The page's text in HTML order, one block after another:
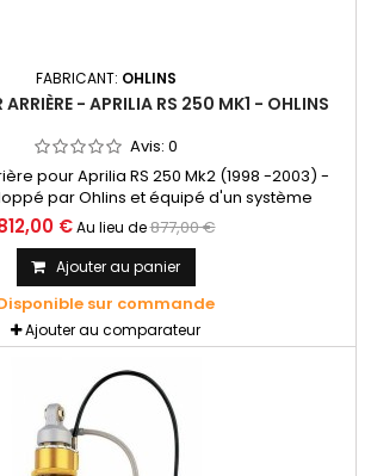
FABRICANT: OHLINS
ARRIÈRE - APRILIA RS 250 MK1 - OHLINS
Avis: 0
pour Aprilia RS 250 Mk2 (1998 -2003) -
par Ohlins et équipé d'un système
qui garantit des performances
virage et au freinage. Pressurisé en azote
avec réservoir séparé
€ Au lieu de877,00 €
Ajouter au panier
sur commande
Ajouter au comparateur